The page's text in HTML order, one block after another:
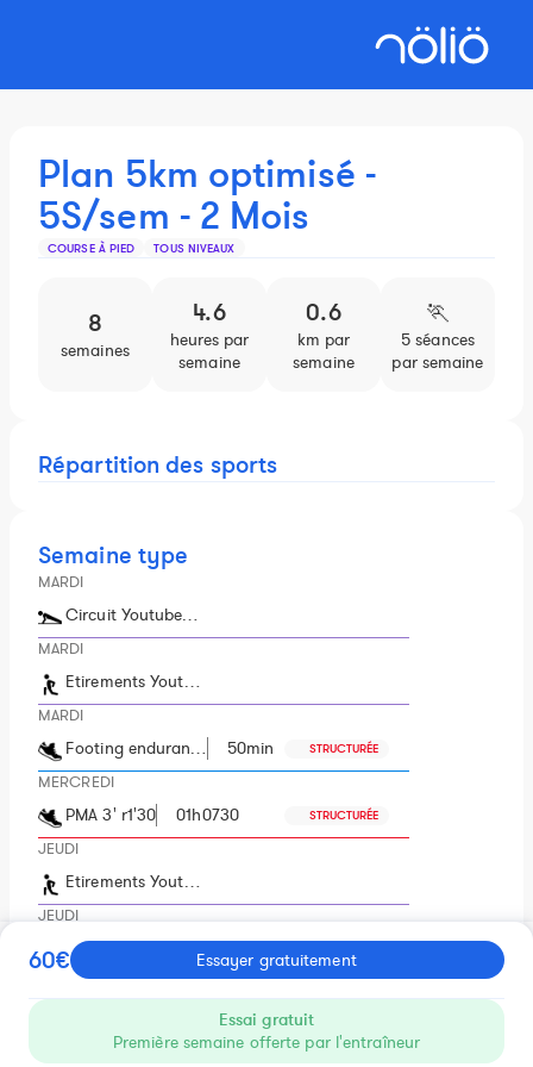
Plan 5km optimisé -
5S/sem - 2 Mois
COURSE À PIED TOUS NIVEAUX
8
semaines
4.6
heures par
semaine
0.6
km par
semaine
🏃️
5 séances
par semaine
Répartition des sports
Semaine type
MARDI
Circuit Youtube…
MARDI
Etirements Yout…
MARDI
Footing enduran… 50min STRUCTURÉE
MERCREDI
PMA 3' r1'30 01h0730 STRUCTURÉE
JEUDI
Etirements Yout…
JEUDI
Footing enduran… 50min
JEUDI
60€ Essayer gratuitement
Essai gratuit
Première semaine offerte par l'entraîneur